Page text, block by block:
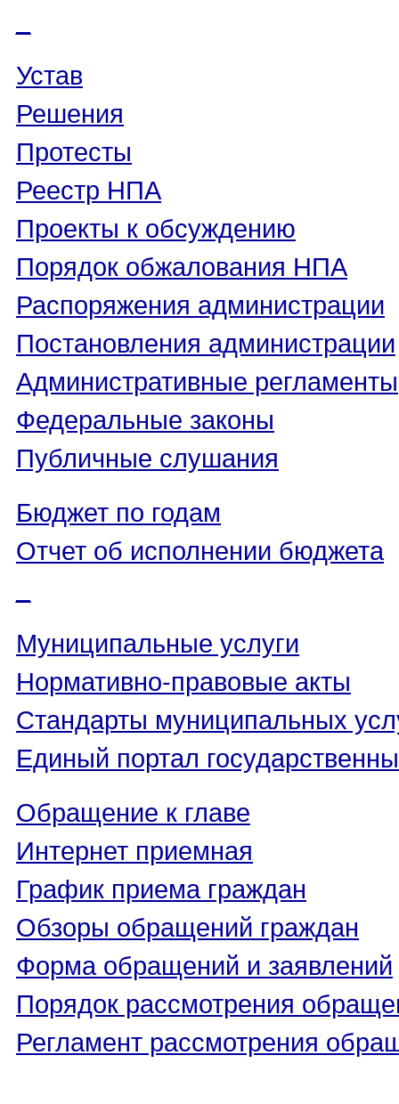
Устав
Решения
Протесты
Реестр НПА
Проекты к обсуждению
Порядок обжалования НПА
Распоряжения администрации
Постановления администрации
Административные регламенты
Федеральные законы
Публичные слушания
Бюджет по годам
Отчет об исполнении бюджета
Муниципальные услуги
Нормативно-правовые акты
Стандарты муниципальных
Единый портал
Обращение к главе
Интернет приемная
График приема граждан
Обзоры обращений граждан
Форма обращений и заявлений
Порядок рассмотрения
Регламент рассмотрения